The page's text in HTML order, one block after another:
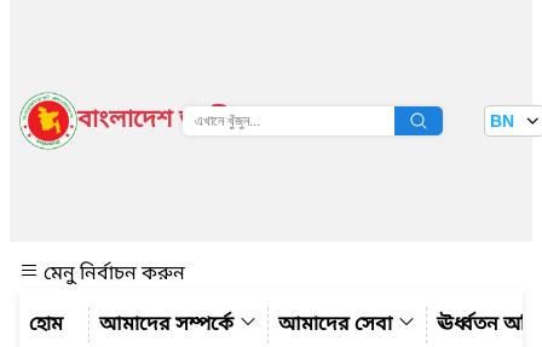
বাংলাদেশ জাতীয় তথ্য বাতায়ন BN
মেনু নির্বাচন করুন
আমাদের সম্পর্কে
আমাদের সেবা ঊর্ধ্বতন